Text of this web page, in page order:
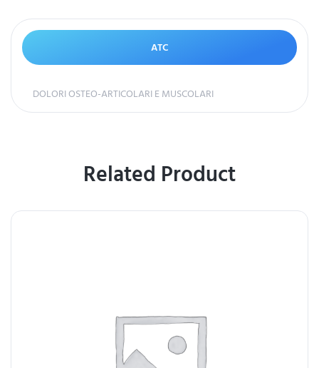
ATC
DOLORI OSTEO-ARTICOLARI E MUSCOLARI
Related Product